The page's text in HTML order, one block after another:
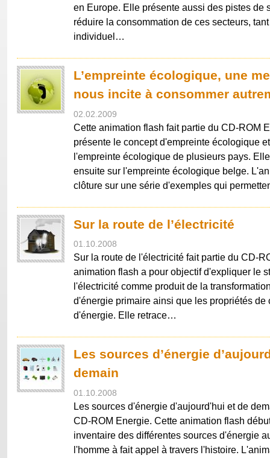
en Europe. Elle présente aussi des pistes de
réduire la consommation de ces secteurs,
individuel…
L’empreinte écologique, une
nous incite à consommer
02.02.2009
Cette animation flash fait partie du CD-ROM
présente le concept d'empreinte écologique
l'empreinte écologique de plusieurs pays.
ensuite sur l'empreinte écologique belge.
clôture sur une série d'exemples qui
Sur la route de l’électricité
01.10.2008
Sur la route de l'électricité fait partie du CD-
animation flash a pour objectif d'expliquer le
l'électricité comme produit de la
d'énergie primaire ainsi que les propriétés de
d'énergie. Elle retrace…
Les sources d’énergie
demain
01.10.2008
Les sources d'énergie d'aujourd'hui et de
CD-ROM Energie. Cette animation flash
inventaire des différentes sources d'énergie
l'homme à fait appel à travers l'histoire.